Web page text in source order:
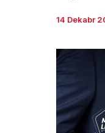
14 Dekabr